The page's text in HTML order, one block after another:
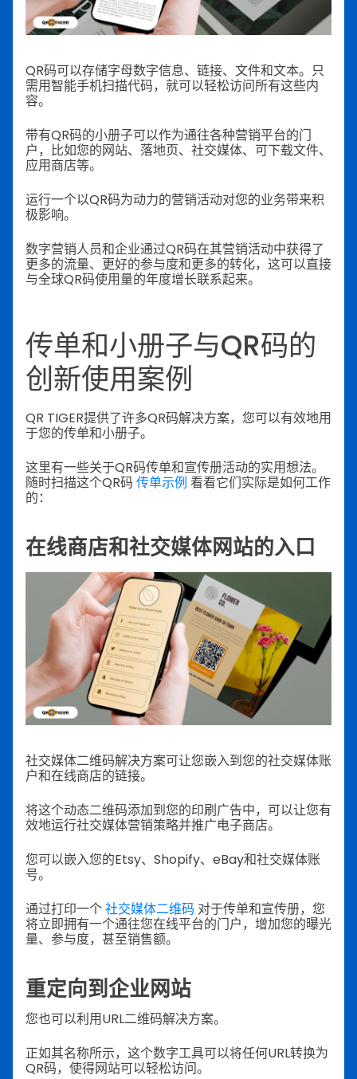
QR码可以存储字母数字信息、链接、文件和文本。只
需用智能手机扫描代码，就可以轻松访问所有这些内
容。
带有QR码的小册子可以作为通往各种营销平台的门
户，比如您的网站、落地页、社交媒体、可下载文件、
应用商店等。
运行一个以QR码为动力的营销活动对您的业务带来积
极影响。
数字营销人员和企业通过QR码在其营销活动中获得了
更多的流量、更好的参与度和更多的转化，这可以直接
与全球QR码使用量的年度增长联系起来。
传单和小册子与QR码的
创新使用案例
QR TIGER提供了许多QR码解决方案，您可以有效地用
于您的传单和小册子。
这里有一些关于QR码传单和宣传册活动的实用想法。
随时扫描这个QR码 传单示例 看看它们实际是如何工作
的：
在线商店和社交媒体网站的入口
社交媒体二维码解决方案可让您嵌入到您的社交媒体账
户和在线商店的链接。
将这个动态二维码添加到您的印刷广告中，可以让您有
效地运行社交媒体营销策略并推广电子商店。
您可以嵌入您的Etsy、Shopify、eBay和社交媒体账
号。
通过打印一个社交媒体二维码 对于传单和宣传册，您
将立即拥有一个通往您在线平台的门户，增加您的曝光
量、参与度，甚至销售额。
重定向到企业网站
您也可以利用URL二维码解决方案。
正如其名称所示，这个数字工具可以将任何URL转换为
QR码，使得网站可以轻松访问。